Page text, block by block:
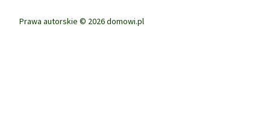
Prawa autorskie © 2026 domowi.pl